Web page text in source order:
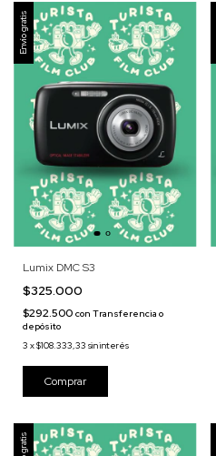
Envío gratis
Lumix DMC S3
$325.000
$292.500 con Transferencia o
depósito
3 x$108.333,33 sin interés